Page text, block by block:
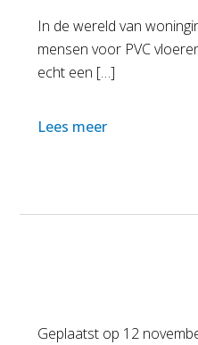
In de wereld van
mensen voor PVC
echt een […]
Lees meer
Geplaatst op 12